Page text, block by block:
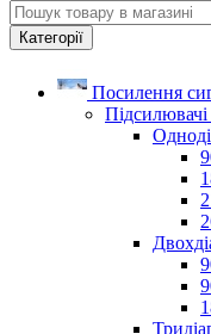
Категорії
Посилення
Підсилювачі